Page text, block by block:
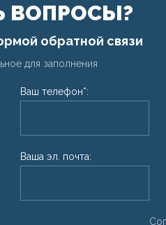
ВОПРОСЫ?
обратной связи
для заполнения
Ваш телефон*:
Ваша эл. почта: